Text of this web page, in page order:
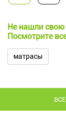
Не нашли свою
Посмотрите
матрасы